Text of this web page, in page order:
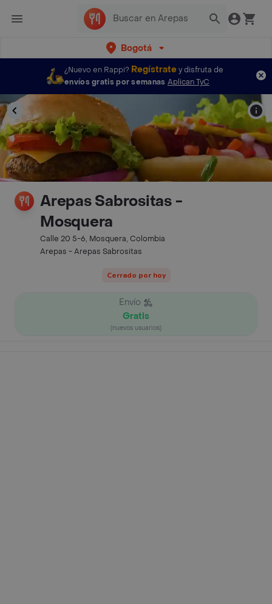
Bogotá
¿Nuevo en Rappi? Regístratey disfruta de
envíos gratis por semanas Aplican TyC
Arepas Sabrositas -
Mosquera
Calle 20 5-6, Mosquera, Colombia
Arepas - Arepas Sabrositas
Cerrado por hoy
Envío
Gratis
(nuevos usuarios)